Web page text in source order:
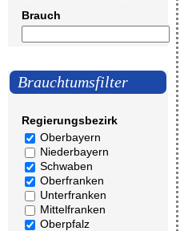
Brauch
Brauchtumsfilter
Regierungsbezirk
Oberbayern
Niederbayern
Schwaben
Oberfranken
Unterfranken
Mittelfranken
Oberpfalz